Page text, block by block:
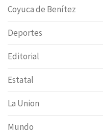
Coyuca de Benítez
Deportes
Editorial
Estatal
La Union
Mundo